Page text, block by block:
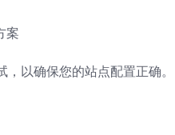
案
以确保您的站点配置正确。